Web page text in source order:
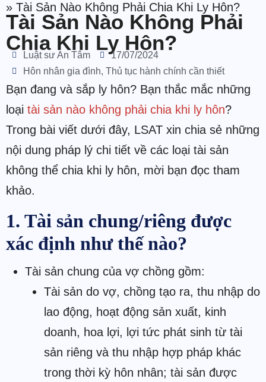
» Tài Sản Nào Không Phải Chia Khi Ly Hôn?
Tài Sản Nào Không Phải
Chia Khi Ly Hôn?
Luật sư An Tâm
17/07/2024
Hôn nhân gia đình, Thủ tục hành chính cần thiết
Bạn đang và sắp ly hôn? Bạn thắc mắc những
loại tài sản nào không phải chia khi ly hôn?
Trong bài viết dưới đây, LSAT xin chia sẻ những
nội dung pháp lý chi tiết về các loại tài sản
không thể chia khi ly hôn, mời bạn đọc tham
khảo.
1. Tài sản chung/riêng được
xác định như thế nào?
Tài sản chung của vợ chồng gồm:
Tài sản do vợ, chồng tạo ra, thu nhập do
lao động, hoạt động sản xuất, kinh
doanh, hoa lợi, lợi tức phát sinh từ tài
sản riêng và thu nhập hợp pháp khác
trong thời kỳ hôn nhân; tài sản được